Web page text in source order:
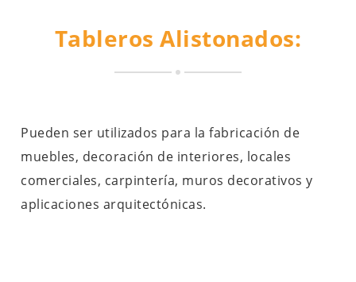
Tableros Alistonados:
Pueden ser utilizados para la fabricación de
muebles, decoración de interiores, locales
comerciales, carpintería, muros decorativos y
aplicaciones arquitectónicas.